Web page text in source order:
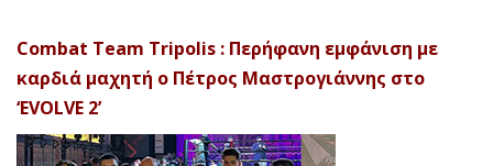
Combat Team Tripolis : Περήφανη εμφάνιση με
καρδιά μαχητή ο Πέτρος Μαστρογιάννης στο
‘EVOLVE 2’